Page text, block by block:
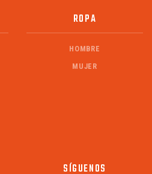
ROPA
HOMBRE
MUJER
SÍGUENOS